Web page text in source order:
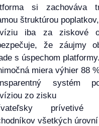
si zachováva
štruktúrou
iba za ziskové
že záujmy
s úspechom platformy.
miera výhier 88
systém
zo zisku
prívetivé
všetkých úrovní